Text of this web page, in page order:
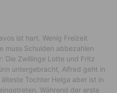
ist hart. Wenig Freizeit
muss Schulden abbezahlen
Die Zwillinge Lotte und Fritz
untergebracht, Alfred geht in
Tochter Helga aber ist in
Während der erste